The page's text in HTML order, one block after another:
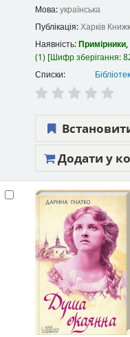
Мова:українська
Публікація:Харків
Наявність:
(1) Шифр зберігання:
Списки:
Додати у